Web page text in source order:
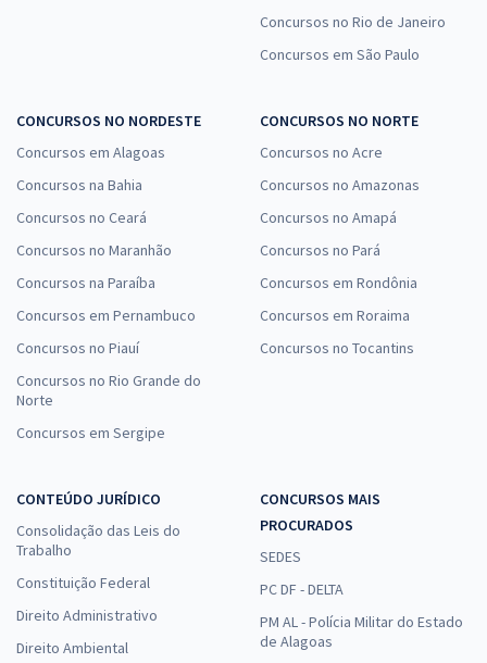
Concursos no Rio de Janeiro
Concursos em São Paulo
CONCURSOS NO NORDESTE
Concursos em Alagoas
Concursos na Bahia
Concursos no Ceará
Concursos no Maranhão
Concursos na Paraíba
Concursos em Pernambuco
Concursos no Piauí
Concursos no Rio Grande do
Norte
Concursos em Sergipe
CONCURSOS NO NORTE
Concursos no Acre
Concursos no Amazonas
Concursos no Amapá
Concursos no Pará
Concursos em Rondônia
Concursos em Roraima
Concursos no Tocantins
CONTEÚDO JURÍDICO
Consolidação das Leis do
Trabalho
Constituição Federal
Direito Administrativo
Direito Ambiental
CONCURSOS MAIS
PROCURADOS
SEDES
PC DF - DELTA
PM AL - Polícia Militar do Estado
de Alagoas